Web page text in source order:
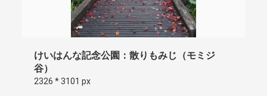
けいはんな記念公園：散りもみじ（モミジ
谷）
2326 * 3101 px